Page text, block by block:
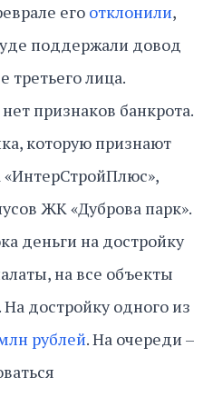
его отклонили,
поддержали довод
третьего лица.
признаков банкрота.
которую признают
ЖК «Дуброва парк».
деньги на достройку
на все объекты
. На достройку одного из
рублей. На очереди –